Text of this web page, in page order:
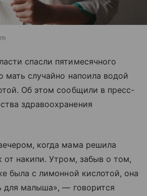
спасли пятимесячного
мать случайно напоила водой
Об этом сообщили в пресс-
здравоохранения
когда мама решила
от накипи. Утром, забыв о том,
была с лимонной кислотой, она
для малыша», — говорится